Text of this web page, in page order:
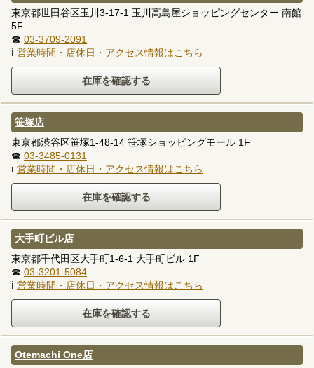
東京都世田谷区玉川3-17-1 玉川高島屋ショッピングセンター 南館
5F
☎ 03-3709-2091
ℹ 営業時間・店休日・アクセス情報はこちら
笹塚店
東京都渋谷区笹塚1-48-14 笹塚ショッピングモール 1F
☎ 03-3485-0131
ℹ 営業時間・店休日・アクセス情報はこちら
大手町ビル店
東京都千代田区大手町1-6-1 大手町ビル 1F
☎ 03-3201-5084
ℹ 営業時間・店休日・アクセス情報はこちら
Otemachi One店